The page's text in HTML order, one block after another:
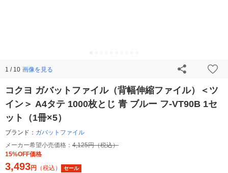
1 / 10 画像を見る
コクヨ ガバットファイル（背幅伸縮ファイル）＜ツ
イン＞ A4タテ 1000枚とじ 青 ブルー フ-VT90B 1セ
ット（1冊×5）
ブランド： ガバットファイル
メーカー希望小売価格： 4,125円（税込）
15%OFF価格
3,493円 （税込） セール